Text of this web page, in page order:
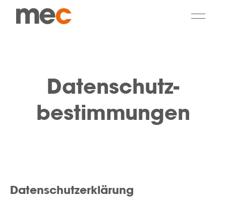
Zum
Management Consulting
Communications
Kunden
Datenschutz-
bestimmungen
Datenschutzerklärung